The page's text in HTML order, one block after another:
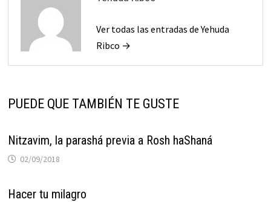
Ver todas las entradas de Yehuda
Ribco →
PUEDE QUE TAMBIÉN TE GUSTE
Nitzavim, la parashá previa a Rosh haShaná
02/09/2018
Hacer tu milagro